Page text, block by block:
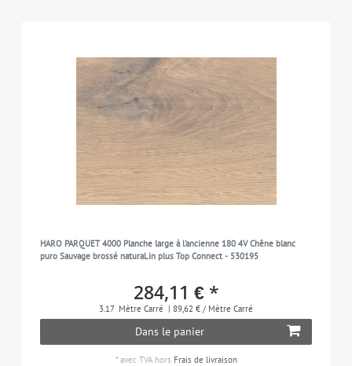
HARO PARQUET 4000 Planche large à l'ancienne 180 4V Chêne blanc
puro Sauvage brossé naturaLin plus Top Connect - 530195
284,11 € *
3.17 Mètre Carré | 89,62 € / Mètre Carré
Dans le panier
*avec TVAhors Frais de livraison